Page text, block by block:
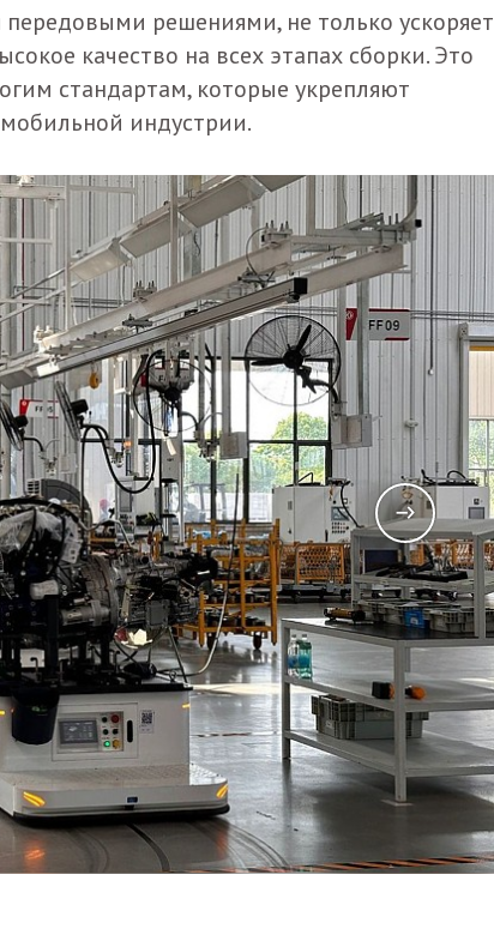
решениями, не только ускоряет
качество на всех этапах сборки. Это
стандартам, которые укрепляют
индустрии.